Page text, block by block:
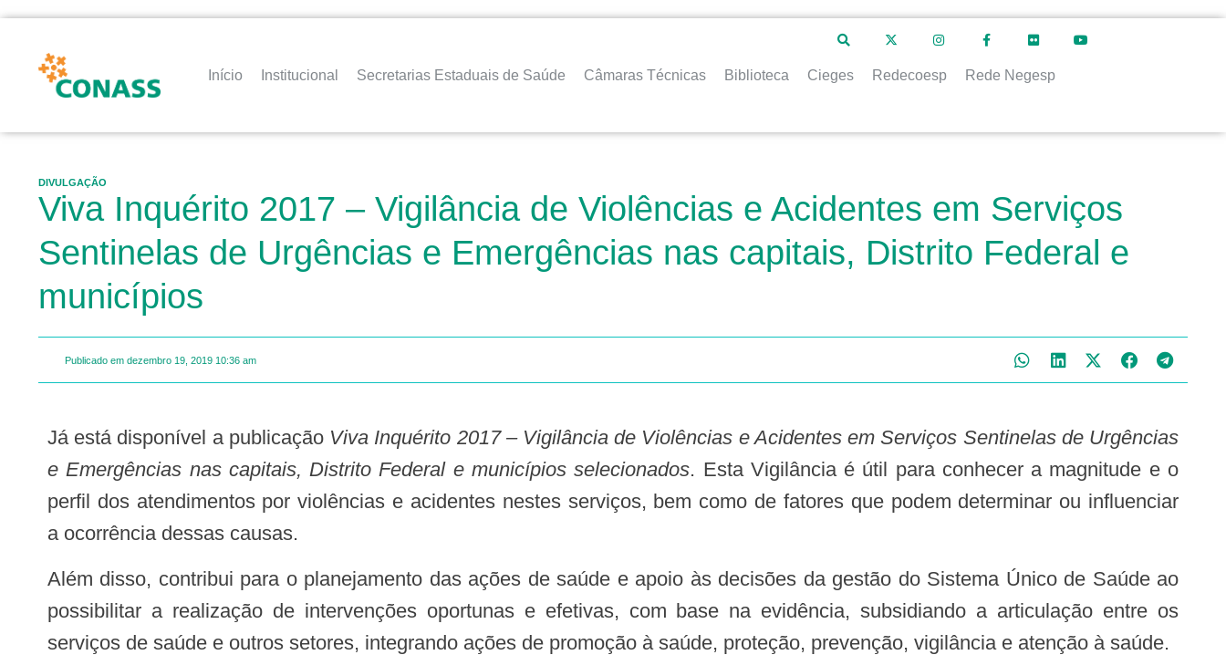
Início Institucional Secretarias Estaduais de Saúde Câmaras Técnicas Biblioteca Cieges Redecoesp Rede Negesp
DIVULGAÇÃO
Viva Inquérito 2017 – Vigilância de Violências e Acidentes em Serviços
Sentinelas de Urgências e Emergências nas capitais, Distrito Federal e
municípios
Publicado em dezembro 19, 2019 10:36 am
Já está disponível a publicação Viva Inquérito 2017 – Vigilância de Violências e Acidentes em Serviços Sentinelas de Urgências
e Emergências nas capitais, Distrito Federal e municípios selecionados. Esta Vigilância é útil para conhecer a magnitude e o
perfil dos atendimentos por violências e acidentes nestes serviços, bem como de fatores que podem determinar ou influenciar
a ocorrência dessas causas.
Além disso, contribui para o planejamento das ações de saúde e apoio às decisões da gestão do Sistema Único de Saúde ao
possibilitar a realização de intervenções oportunas e efetivas, com base na evidência, subsidiando a articulação entre os
serviços de saúde e outros setores, integrando ações de promoção à saúde, proteção, prevenção, vigilância e atenção à saúde.